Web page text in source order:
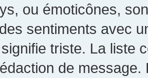
ou émoticônes,
sentiments avec
triste. La liste
de